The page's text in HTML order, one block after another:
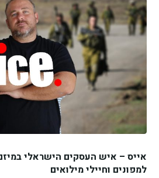
אייס – איש העסקים הישראלי
למפונים וחיילי מילואים